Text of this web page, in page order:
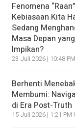
Fenomena
Kebiasaan Kita
Sedang
Masa Depan
Impikan?
23 Juli 2026 | 10:48
Berhenti
Membumi:
di Era Post-Truth
15 Juli 2026 | 1:21 PM